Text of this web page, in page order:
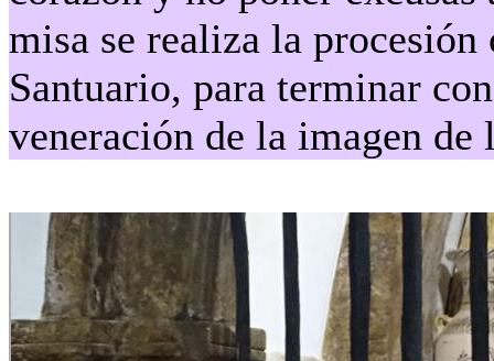
misa se realiza la
Santuario, para terminar
veneración de la imagen